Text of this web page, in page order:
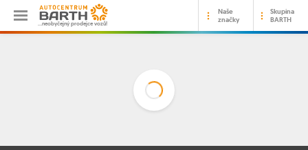
…neobyčejný prodejce vozů!
Naše
značky
Skupina
BARTH